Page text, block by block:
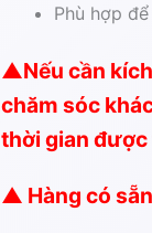
Phù hợp
▲Nếu cần
chăm sóc
thời gian được
▲ Hàng có